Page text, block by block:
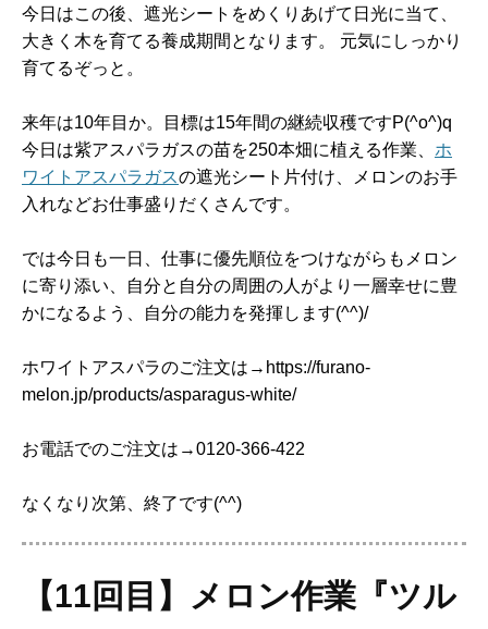
今日はこの後、遮光シートをめくりあげて日光に当て、
大きく木を育てる養成期間となります。 元気にしっかり
育てるぞっと。
来年は10年目か。目標は15年間の継続収穫ですP(^o^)q
今日は紫アスパラガスの苗を250本畑に植える作業、 ホ
ワイトアスパラガスの遮光シート片付け、メロンのお手
入れなどお仕事盛りだくさんです。
では今日も一日、仕事に優先順位をつけながらもメロン
に寄り添い、自分と自分の周囲の人がより一層幸せに豊
かになるよう、自分の能力を発揮します(^^)/
ホワイトアスパラのご注文は→https://furano-
melon.jp/products/asparagus-white/
お電話でのご注文は→0120-366-422
なくなり次第、終了です(^^)
【11回目】メロン作業『ツル